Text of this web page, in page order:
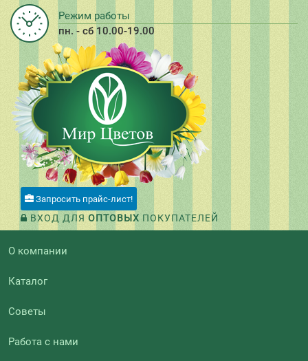
Режим работы
пн. - сб 10.00-19.00
Запросить прайс-лист!
ВХОД ДЛЯ ОПТОВЫХ ПОКУПАТЕЛЕЙ
О компании
Каталог
Советы
Работа с нами